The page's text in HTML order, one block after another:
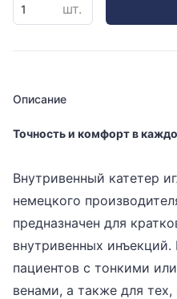
шт.
Описание
Точность и комфорт в
Внутривенный катетер
немецкого
предназначен для
внутривенных
пациентов с тонкими
венами, а также для тех,